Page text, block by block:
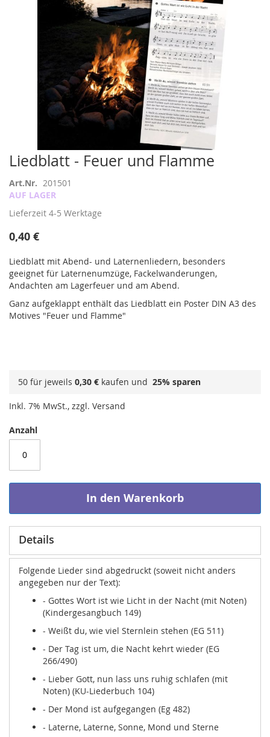
Liedblatt - Feuer und Flamme
Art.Nr. 201501
AUF LAGER
Lieferzeit 4-5 Werktage
0,40 €
Liedblatt mit Abend- und Laternenliedern, besonders
geeignet für Laternenumzüge, Fackelwanderungen,
Andachten am Lagerfeuer und am Abend.
Ganz aufgeklappt enthält das Liedblatt ein Poster DIN A3 des
Motives "Feuer und Flamme"
50 für jeweils 0,30 € kaufen und 25% sparen
Inkl. 7% MwSt., zzgl. Versand
Anzahl
In den Warenkorb
Zum
Anfang
der
Bildergalerie
Details
Folgende Lieder sind abgedruckt (soweit nicht anders
angegeben nur der Text):
- Gottes Wort ist wie Licht in der Nacht (mit Noten)
(Kindergesangbuch 149)
- Weißt du, wie viel Sternlein stehen (EG 511)
- Der Tag ist um, die Nacht kehrt wieder (EG
266/490)
- Lieber Gott, nun lass uns ruhig schlafen (mit
Noten) (KU-Liederbuch 104)
- Der Mond ist aufgegangen (Eg 482)
- Laterne, Laterne, Sonne, Mond und Sterne